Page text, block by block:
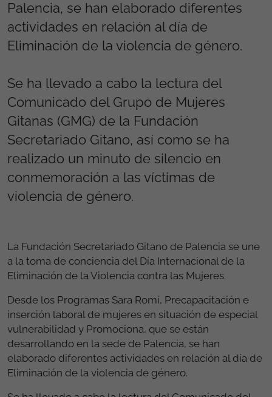
Palencia, se han elaborado diferentes
actividades en relación al día de
Eliminación de la violencia de género.
Se ha llevado a cabo la lectura del
Comunicado del Grupo de Mujeres
Gitanas (GMG) de la Fundación
Secretariado Gitano, así como se ha
realizado un minuto de silencio en
conmemoración a las víctimas de
violencia de género.
La Fundación Secretariado Gitano de Palencia se une
a la toma de conciencia del Día Internacional de la
Eliminación de la Violencia contra las Mujeres.
Desde los Programas Sara Romí, Precapacitación e
inserción laboral de mujeres en situación de especial
vulnerabilidad y Promociona, que se están
desarrollando en la sede de Palencia, se han
elaborado diferentes actividades en relación al día de
Eliminación de la violencia de género.